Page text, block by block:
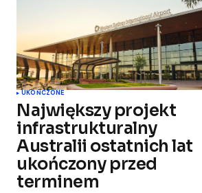
UKOŃCZONE
Największy projekt
infrastrukturalny
Australii ostatnich lat
ukończony przed
terminem